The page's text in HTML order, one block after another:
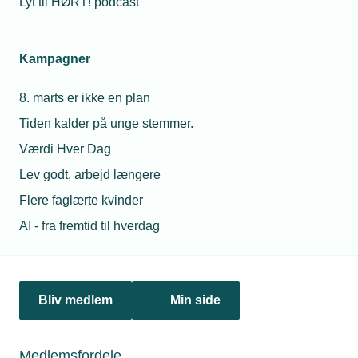
Kampagner
8. marts er ikke en plan
Tiden kalder på unge stemmer.
Værdi Hver Dag
Lev godt, arbejd længere
Flere faglærte kvinder
AI - fra fremtid til hverdag
Bliv medlem Min side
11. maj 2022
aflyse byggeprojekter i resten af 2022 på grund af
prisstigninger i byggeriet, viser en ny undersøgelse
foretaget blandt Bygherreforeningens medlemmer.